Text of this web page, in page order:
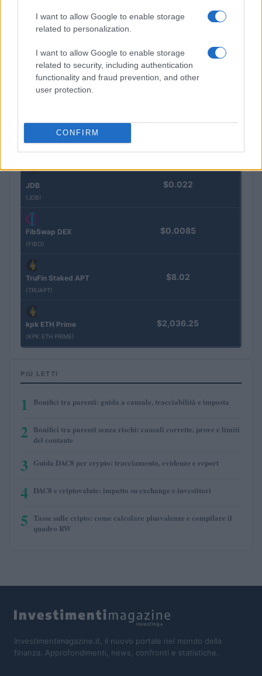
I want to allow Google to enable storage
related to personalization.
I want to allow Google to enable storage
related to security, including authentication
functionality and fraud prevention, and other
user protection.
CONFIRM
(STEAKEURCV)
Stride Staked Injective
(VXOR)
JDB
(JDB)
$0.022
FibSwap DEX
(FIBO)
$0.0085
TruFin Staked APT
(TRUAPT)
$8.02
kpk ETH Prime
(KPK ETH PRIME)
$2,036.25
PIÙ LETTI
1 Bonifici tra parenti: guida a causale, tracciabilità e imposta
2 Bonifici tra parenti senza rischi: causali corrette, prove e limiti
del contante
3 Guida DAC8 per crypto: tracciamento, evidenze e report
4 DAC8 e criptovalute: impatto su exchange e investitori
5 Tasse sulle cripto: come calcolare plusvalenze e compilare il
quadro RW
Investimentimagazine.it, il nuovo portale nel mondo della
finanza. Approfondimenti, news, confronti e statistiche.